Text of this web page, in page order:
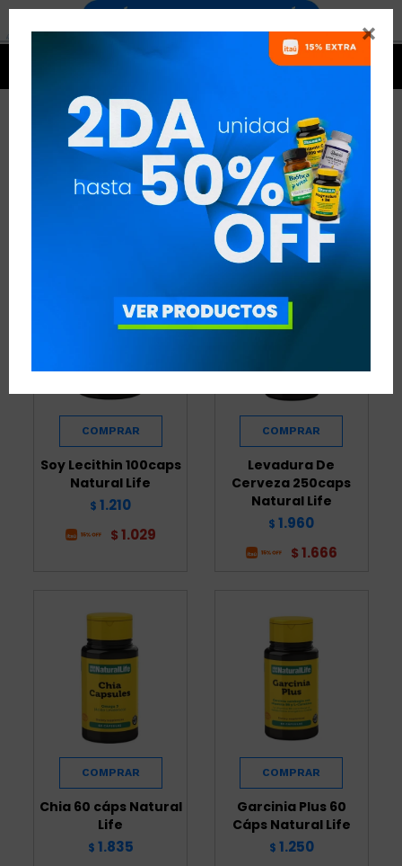

OTROS SUPLEMENTOS
OTROS SUPLEMENTOS QUITAR FILTROS
RECOMENDADOS
Soy Lecithin 100caps
Natural Life
$ 1.210
$ 1.029
Levadura De
Cerveza 250caps
Natural Life
$ 1.960
$ 1.666
Chia 60 cáps Natural
Life
$ 1.835
Garcinia Plus 60
Cáps Natural Life
$ 1.250